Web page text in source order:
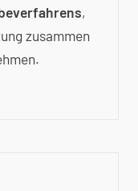
,
zusammen